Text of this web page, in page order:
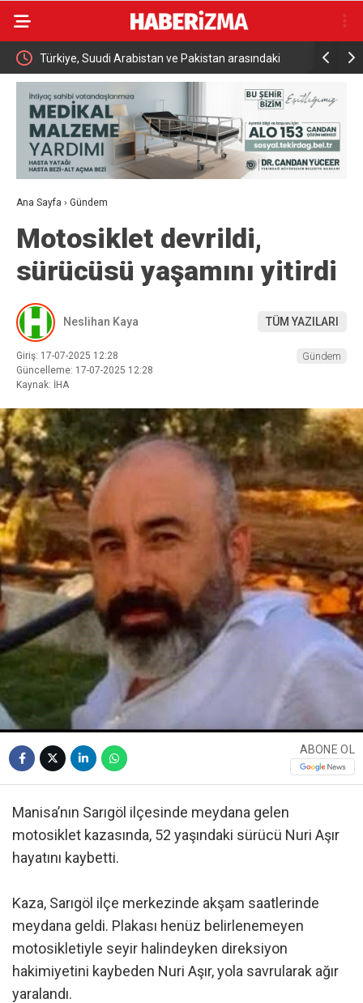
Türkiye, Suudi Arabistan ve Pakistan arasındaki
tarihi savunma anlaşması dünya basınında
İki
kazadan
Ana Sayfa › Gündem
Motosiklet devrildi,
sürücüsü yaşamını yitirdi
Neslihan Kaya TÜM YAZILARI
Giriş: 17-07-2025 12:28
Güncelleme: 17-07-2025 12:28
Kaynak: İHA
Gündem
ABONE OL
Manisa’nın Sarıgöl ilçesinde meydana gelen
motosiklet kazasında, 52 yaşındaki sürücü Nuri Aşır
hayatını kaybetti.
Kaza, Sarıgöl ilçe merkezinde akşam saatlerinde
meydana geldi. Plakası henüz belirlenemeyen
motosikletiyle seyir halindeyken direksiyon
hakimiyetini kaybeden Nuri Aşır, yola savrularak ağır
yaralandı.